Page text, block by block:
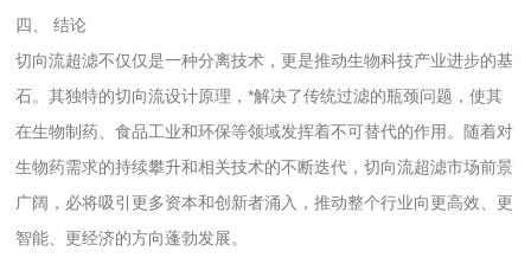
四、 结论
切向流超滤不仅仅是一种分离技术，更是推动生物科技产业进步的基
石。其独特的切向流设计原理，*解决了传统过滤的瓶颈问题，使其
在生物制药、食品工业和环保等领域发挥着不可替代的作用。随着对
生物药需求的持续攀升和相关技术的不断迭代，切向流超滤市场前景
广阔，必将吸引更多资本和创新者涌入，推动整个行业向更高效、更
智能、更经济的方向蓬勃发展。